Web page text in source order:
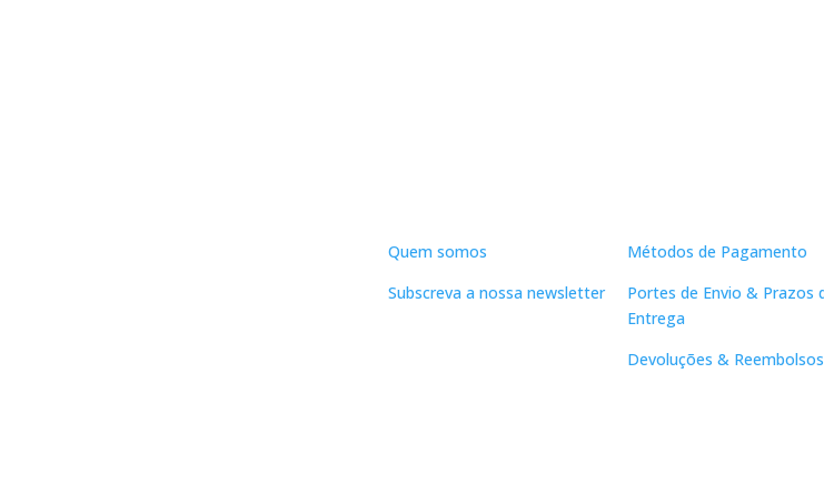
Quem somos
Subscreva a nossa newsletter
Métodos de Pagamento
Portes de Envio & Prazos
Entrega
Devoluções & Reembolsos